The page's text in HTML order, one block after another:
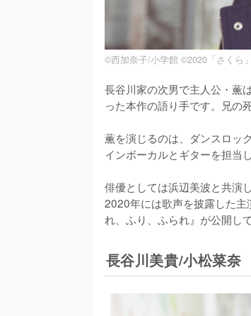
©西加奈子/小学館 ©2020「さくら
長谷川家の次男で主人公・薫
った本作の語り手です。兄の
薫を演じるのは、ダンスロッ
インボーカルとギターを担当
俳優としては浜辺美波と共演
2020年には歌声を披露した
れ、ふり、ふられ』が公開して
長谷川美貴/小松菜奈